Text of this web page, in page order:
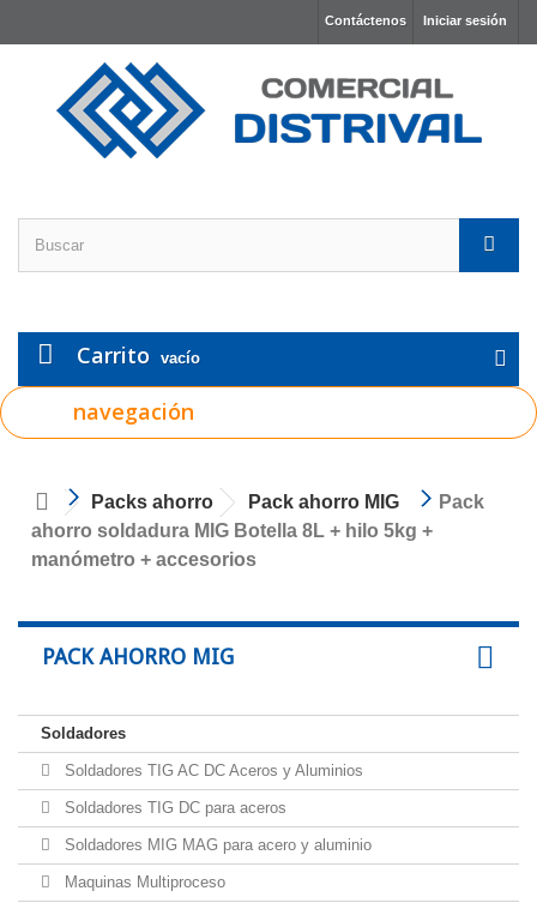
Iniciar sesión
Contáctenos
Carrito vacío
navegación
Packs ahorro Pack ahorro MIG
Pack
ahorro soldadura MIG Botella 8L + hilo 5kg +
manómetro + accesorios
PACK AHORRO MIG
Soldadores
Soldadores TIG AC DC Aceros y Aluminios
Soldadores TIG DC para aceros
Soldadores MIG MAG para acero y aluminio
Maquinas Multiproceso